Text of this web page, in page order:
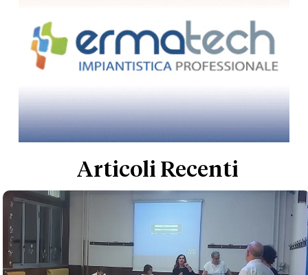
Articoli Recenti